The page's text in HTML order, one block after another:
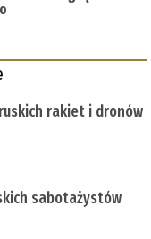
rakiet i dronów
sabotażystów